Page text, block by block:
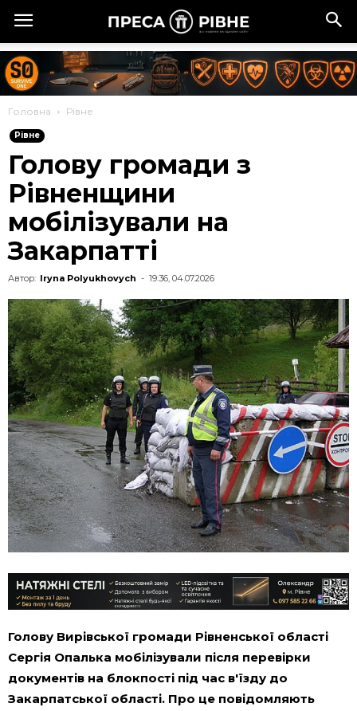
Головна Рівне
Рівне
Голову громади з
Рівненщини
мобілізували на
Закарпатті
Автор: Iryna Polyukhovych - 19:36, 04.07.2026
Голову Вирівської громади Рівненської області
Сергія Опалька мобілізували після перевірки
документів на блокпості під час в'їзду до
Закарпатської області. Про це повідомляють